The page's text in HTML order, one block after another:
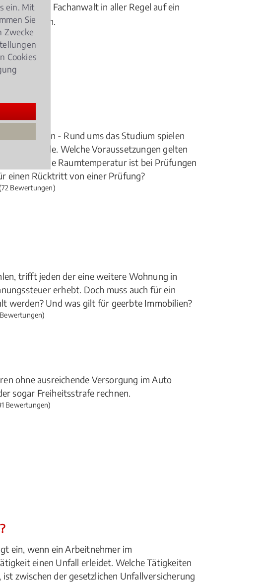
kann ein Fachanwalt in aller Regel auf ein
hier finden.
- Rund ums das Studium spielen
große Rolle. Welche Voraussetzungen gelten
Welche Raumtemperatur ist bei Prüfungen
einen Rücktritt von einer Prüfung?
Bewertungen)
trifft jeden der eine weitere Wohnung in
erhebt. Doch muss auch für ein
werden? Und was gilt für geerbte Immobilien?
ohne ausreichende Versorgung im Auto
sogar Freiheitsstrafe rechnen.
Bewertungen)
ein, wenn ein Arbeitnehmer im
einen Unfall erleidet. Welche Tätigkeiten
zwischen der gesetzlichen Unfallversicherung
ein. Mit
Sie
Zwecke
Cookies